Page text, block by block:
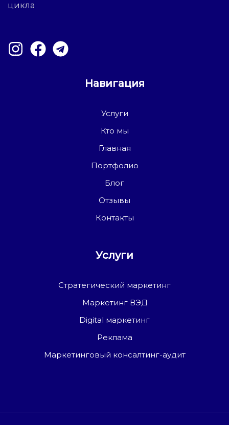
цикла
Навигация
Услуги
Кто мы
Главная
Портфолио
Блог
Отзывы
Контакты
Услуги
Стратегический маркетинг
Маркетинг ВЭД
Digital маркетинг
Реклама
Маркетинговый консалтинг-аудит